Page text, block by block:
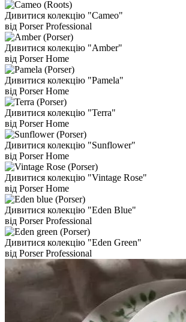
Дивитися колекцію "Cameo"
від Porser Professional
Дивитися колекцію "Amber"
від Porser Home
Дивитися колекцію "Pamela"
від Porser Home
Дивитися колекцію "Terra"
від Porser Home
Дивитися колекцію "Sunflower"
від Porser Home
Дивитися колекцію "Vintage Rose"
від Porser Home
Дивитися колекцію "Eden Blue"
від Porser Professional
Дивитися колекцію "Eden Green"
від Porser Professional